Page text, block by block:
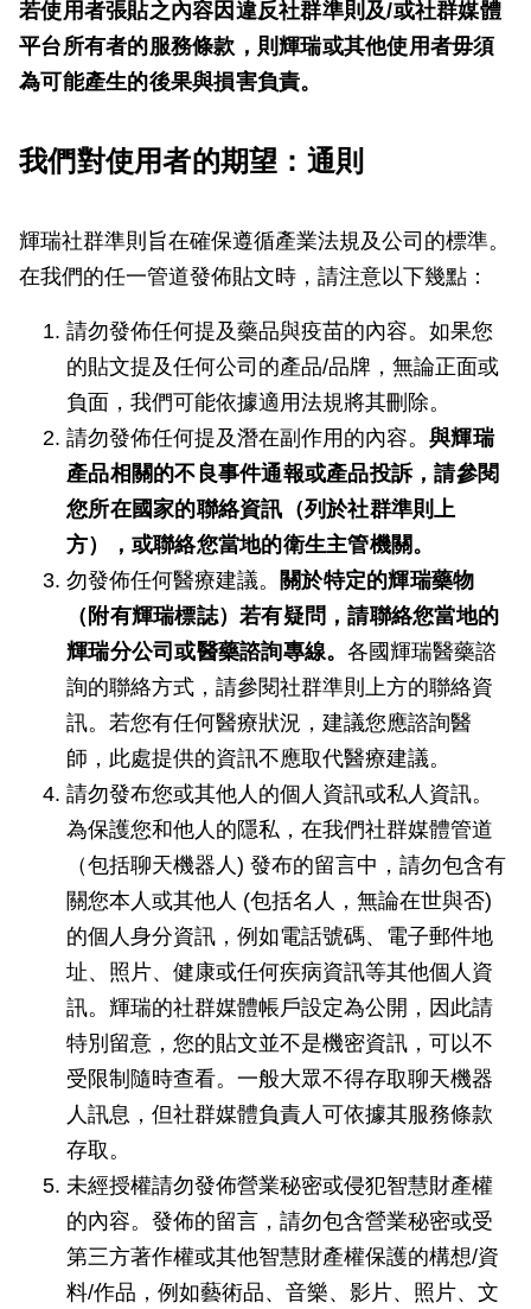
若使用者張貼之內容因違反社群準則及/或社群媒體
平台所有者的服務條款，則輝瑞或其他使用者毋須
為可能產生的後果與損害負責。
我們對使用者的期望：通則
輝瑞社群準則旨在確保遵循產業法規及公司的標準。
在我們的任一管道發佈貼文時，請注意以下幾點：
請勿發佈任何提及藥品與疫苗的內容。如果您
的貼文提及任何公司的產品/品牌，無論正面或
負面，我們可能依據適用法規將其刪除。
請勿發佈任何提及潛在副作用的內容。 與輝瑞
產品相關的不良事件通報或產品投訴，請參閱
您所在國家的聯絡資訊（列於社群準則上
方），或聯絡您當地的衛生主管機關。
勿發佈任何醫療建議。 關於特定的輝瑞藥物
（附有輝瑞標誌）若有疑問，請聯絡您當地的
輝瑞分公司或醫藥諮詢專線。各國輝瑞醫藥諮
詢的聯絡方式，請參閱社群準則上方的聯絡資
訊。若您有任何醫療狀況，建議您應諮詢醫
師，此處提供的資訊不應取代醫療建議。
請勿發布您或其他人的個人資訊或私人資訊。
為保護您和他人的隱私，在我們社群媒體管道
（包括聊天機器人) 發布的留言中，請勿包含有
關您本人或其他人 (包括名人，無論在世與否)
的個人身分資訊，例如電話號碼、電子郵件地
址、照片、健康或任何疾病資訊等其他個人資
訊。輝瑞的社群媒體帳戶設定為公開，因此請
特別留意，您的貼文並不是機密資訊，可以不
受限制隨時查看。一般大眾不得存取聊天機器
人訊息，但社群媒體負責人可依據其服務條款
存取。
未經授權請勿發佈營業秘密或侵犯智慧財產權
的內容。發佈的留言，請勿包含營業秘密或受
第三方著作權或其他智慧財產權保護的構想/資
料/作品，例如藝術品、音樂、影片、照片、文